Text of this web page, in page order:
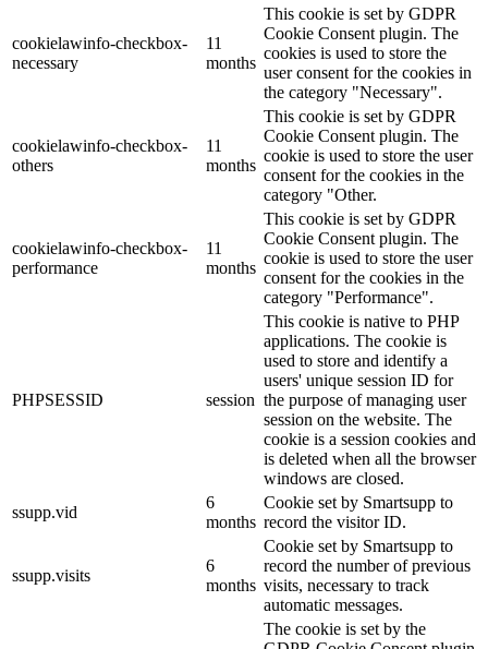
cookielawinfo-checkbox-
necessary
11
months
This cookie is set by GDPR
Cookie Consent plugin. The
cookies is used to store the
user consent for the cookies in
the category "Necessary".
cookielawinfo-checkbox-
others
11
months
This cookie is set by GDPR
Cookie Consent plugin. The
cookie is used to store the user
consent for the cookies in the
category "Other.
cookielawinfo-checkbox-
performance
11
months
This cookie is set by GDPR
Cookie Consent plugin. The
cookie is used to store the user
consent for the cookies in the
category "Performance".
PHPSESSID session
This cookie is native to PHP
applications. The cookie is
used to store and identify a
users' unique session ID for
the purpose of managing user
session on the website. The
cookie is a session cookies and
is deleted when all the browser
windows are closed.
ssupp.vid
6
months
Cookie set by Smartsupp to
record the visitor ID.
ssupp.visits
6
months
Cookie set by Smartsupp to
record the number of previous
visits, necessary to track
automatic messages.
The cookie is set by the